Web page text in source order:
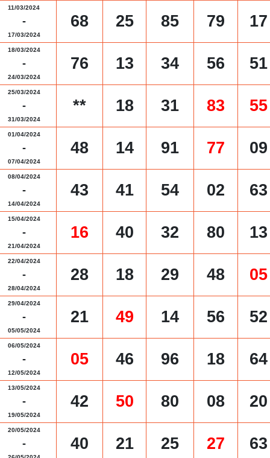
11/03/2024
-
17/03/2024
68 25 85 79 17
18/03/2024
-
24/03/2024
76 13 34 56 51
25/03/2024
-
31/03/2024
** 18 31 83 55
01/04/2024
-
07/04/2024
48 14 91 77 09
08/04/2024
-
14/04/2024
43 41 54 02 63
15/04/2024
-
21/04/2024
16 40 32 80 13
22/04/2024
-
28/04/2024
28 18 29 48 05
29/04/2024
-
05/05/2024
21 49 14 56 52
06/05/2024
-
12/05/2024
05 46 96 18 64
13/05/2024
-
19/05/2024
42 50 80 08 20
20/05/2024
- 40 21 25 27 63